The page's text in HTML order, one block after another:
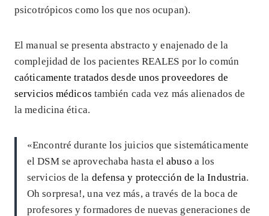
psicotrópicos como los que nos ocupan).
El manual se presenta abstracto y enajenado de la
complejidad de los pacientes REALES por lo común
caóticamente tratados desde unos proveedores de
servicios médicos también cada vez más alienados de
la medicina ética.
«Encontré durante los juicios que sistemáticamente
el DSM se aprovechaba hasta elabuso a los
servicios de la defensa y protección de la Industria.
Oh sorpresa!, una vez más, a través de la boca de
profesores y formadores de nuevas generaciones de